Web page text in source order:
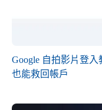
Google 自拍影片登
也能救回帳戶